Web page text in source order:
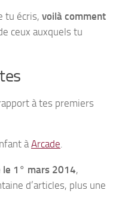
tu écris, voilà comment
ceux auxquels tu
à tes premiers
àArcade.
le 1° mars 2014,
d’articles, plus une